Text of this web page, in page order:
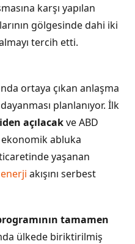
karşı yapılan
gölgesinde dahi iki
tercih etti.
ortaya çıkan anlaşma
planlanıyor. İlk
açılacakve ABD
abluka
yaşanan
enerji akışını serbest
tamamen
ülkede biriktirilmiş